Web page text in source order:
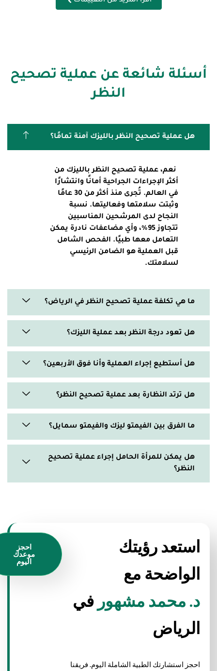
أسئلة شائعة عن عملية تصحيح
النظر
هل عملية تصحيح النظر بالليزك آمنة تمامًا؟
نعم، عملية تصحيح النظر بالليزك من
أكثر الإجراءات الجراحية أمانًا وانتشارًا
في العالم. تُجرى منذ أكثر من 30 عامًا
وثبتت سلامتها وفعاليتها. نسبة
النجاح لدى المرشحين المناسبين
تتجاوز 95%، وأي مضاعفات نادرة يمكن
التعامل معها طبيًا. الفحص الشامل
قبل العملية هو الضامن الرئيسي
لسلامتك.
ما هي تكلفة عملية تصحيح النظر في الرياض؟
هل تعود درجة النظر بعد عملية الليزك؟
هل أستطيع إجراء العملية وأنا فوق الأربعين؟
هل ترتد النظارة بعد عملية تصحيح النظر؟
ما الفرق بين الفيمتو ليزك والفيمتو سمايل؟
هل يمكن للمرأة الحامل إجراء عملية تصحيح
النظر؟
استعد رؤيتك
الواضحة مع
د. محمد مشهور في
الرياض
احجز استشارتك الطبية الشاملة اليوم. فريقنا
احجز
موعدك
اليوم